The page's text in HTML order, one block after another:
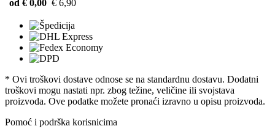
od € 0,00 € 6,90
* Ovi troškovi dostave odnose se na standardnu ​​dostavu. Dodatni
troškovi mogu nastati npr. zbog težine, veličine ili svojstava
proizvoda. Ove podatke možete pronaći izravno u opisu proizvoda.
Pomoć i podrška korisnicima